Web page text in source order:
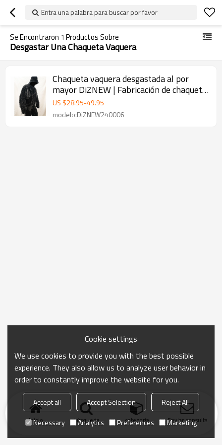
Entra una palabra para buscar por favor
Se Encontraron 1 Productos Sobre
Desgastar Una Chaqueta Vaquera
Chaqueta vaquera desgastada al por
mayor DiZNEW | Fabricación de chaqueta
vaquera personalizada para hombres
US $28.95-49.95
modelo:DiZNEW240006
Inicio búsqueda categoría Enviar consulta
Cookie settings
We use cookies to provide you with the best possible
experience. They also allow us to analyze user behavior in
order to constantly improve the website for you.
Accept all Accept Selection
Reject All
Necessary
Analytics Preferences Marketing